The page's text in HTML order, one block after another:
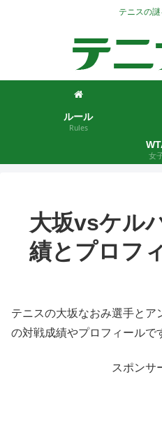
テニスの
ルール
Rules
女
大坂vsケル
績とプロフ
テニスの大坂なおみ選手と
の対戦成績やプロフィールで
スポンサ